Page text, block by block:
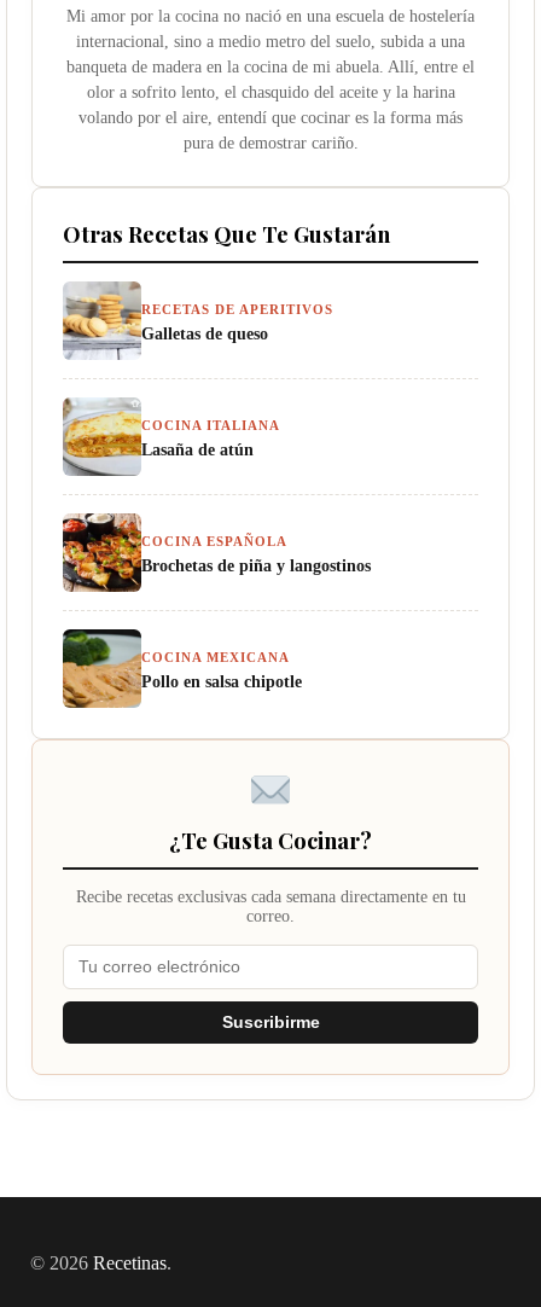
Mi amor por la cocina no nació en una escuela de hostelería
internacional, sino a medio metro del suelo, subida a una
banqueta de madera en la cocina de mi abuela. Allí, entre el
olor a sofrito lento, el chasquido del aceite y la harina
volando por el aire, entendí que cocinar es la forma más
pura de demostrar cariño.
Otras Recetas Que Te Gustarán
RECETAS DE APERITIVOS
Galletas de queso
COCINA ITALIANA
Lasaña de atún
COCINA ESPAÑOLA
Brochetas de piña y langostinos
COCINA MEXICANA
Pollo en salsa chipotle
¿Te Gusta Cocinar?
Recibe recetas exclusivas cada semana directamente en tu
correo.
Suscribirme
© 2026 Recetinas.